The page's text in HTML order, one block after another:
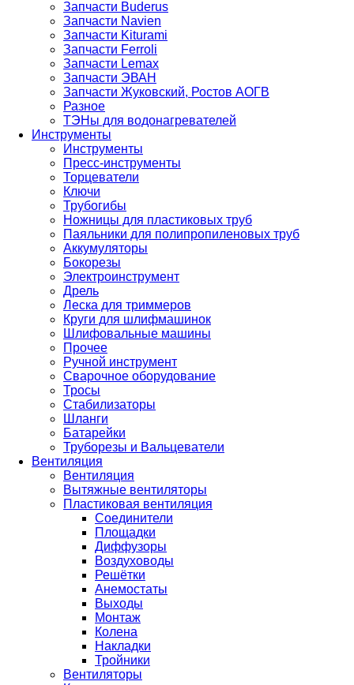
Запчасти Buderus
Запчасти Navien
Запчасти Kiturami
Запчасти Ferroli
Запчасти Lemax
Запчасти ЭВАН
Запчасти Жуковский, Ростов АОГВ
Разное
ТЭНы для водонагревателей
Инструменты
Инструменты
Пресс-инструменты
Торцеватели
Ключи
Трубогибы
Ножницы для пластиковых труб
Паяльники для полипропиленовых труб
Аккумуляторы
Бокорезы
Электроинструмент
Дрель
Леска для триммеров
Круги для шлифмашинок
Шлифовальные машины
Прочее
Ручной инструмент
Сварочное оборудование
Тросы
Стабилизаторы
Шланги
Батарейки
Труборезы и Вальцеватели
Вентиляция
Вентиляция
Вытяжные вентиляторы
Пластиковая вентиляция
Соединители
Площадки
Диффузоры
Воздуховоды
Решётки
Анемостаты
Выходы
Монтаж
Колена
Накладки
Тройники
Вентиляторы